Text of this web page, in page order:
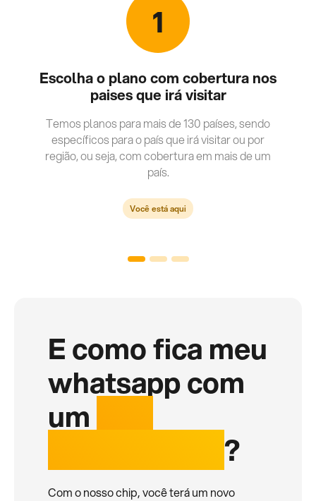
1
Escolha o plano com cobertura nos
paises que irá visitar
Temos planos para mais de 130 países, sendo
específicos para o país que irá visitar ou por
região, ou seja, com cobertura em mais de um
país.
Você está aqui
E como fica meu
whatsapp com
um
?
Com o nosso chip, você terá um novo